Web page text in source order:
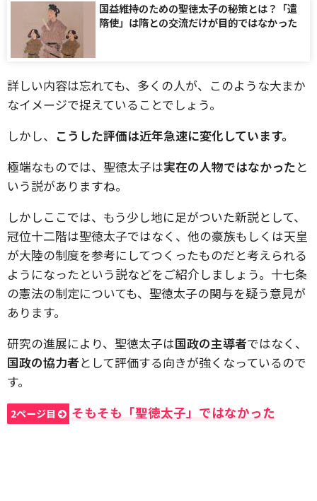
国益維持のための聖徳太子の秘策とは？「遣
隋使」は隋との交流だけが目的ではなかった
詳しい内容は忘れても、多くの人が、このような大まか
なイメージで捉えていることでしょう。
しかし、 こうした評価は近年急速に変化しています。
極端なものでは、聖徳太子は実在の人物ではなかったと
いう説がありますね。
しかしここでは、もう少し地に足がついた新説として、
冠位十二階は聖徳太子ではなく、他の豪族もしくは天皇
が大陸の制度を参考にしてつくったものだと考えられる
ようになったという説などをご紹介しましょう。十七条
の憲法の制定についても、聖徳太子の関与を疑う意見が
あります。
研究の進展により、聖徳太子は国政の主導者ではなく、
国政の協力者として評価する向きが強くなっているので
す。
2ページ目 そもそも「聖徳太子」ではなかった